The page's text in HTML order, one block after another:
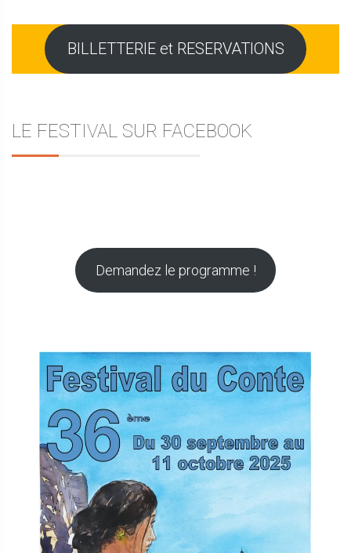
BILLETTERIE et RESERVATIONS
LE FESTIVAL SUR FACEBOOK
Demandez le programme !